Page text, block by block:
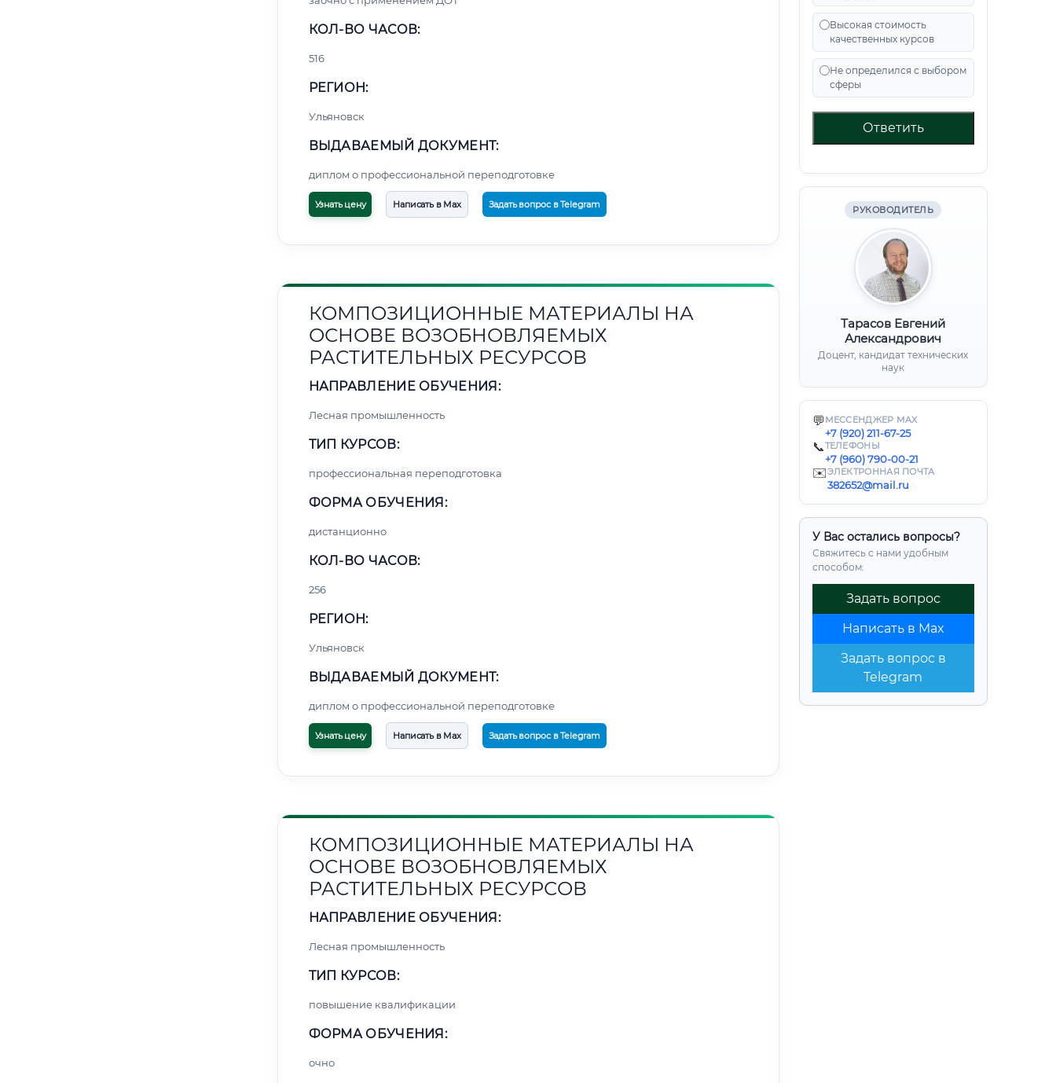
Высокая стоимость
качественных курсов
Не определился с выбором
сферы
Ответить
РУКОВОДИТЕЛЬ
Тарасов Евгений
Александрович
Доцент, кандидат технических
наук
💬 МЕССЕНДЖЕР MAX
+7 (920) 211-67-25
📞ТЕЛЕФОНЫ
+7 (960) 790-00-21
✉️ЭЛЕКТРОННАЯ ПОЧТА
382652@mail.ru
У Вас остались вопросы?
Свяжитесь с нами удобным
способом:
Задать вопрос
Написать в Max
Задать вопрос в
Telegram
КОЛ-ВО ЧАСОВ:
516
РЕГИОН:
Ульяновск
ВЫДАВАЕМЫЙ ДОКУМЕНТ:
диплом о профессиональной переподготовке
Узнать цену Написать в Max Задать вопрос в Telegram
КОМПОЗИЦИОННЫЕ МАТЕРИАЛЫ НА
ОСНОВЕ ВОЗОБНОВЛЯЕМЫХ
РАСТИТЕЛЬНЫХ РЕСУРСОВ
НАПРАВЛЕНИЕ ОБУЧЕНИЯ:
Лесная промышленность
ТИП КУРСОВ:
профессиональная переподготовка
ФОРМА ОБУЧЕНИЯ:
дистанционно
КОЛ-ВО ЧАСОВ:
256
РЕГИОН:
Ульяновск
ВЫДАВАЕМЫЙ ДОКУМЕНТ:
диплом о профессиональной переподготовке
Узнать цену Написать в Max Задать вопрос в Telegram
КОМПОЗИЦИОННЫЕ МАТЕРИАЛЫ НА
ОСНОВЕ ВОЗОБНОВЛЯЕМЫХ
РАСТИТЕЛЬНЫХ РЕСУРСОВ
НАПРАВЛЕНИЕ ОБУЧЕНИЯ:
Лесная промышленность
ТИП КУРСОВ:
повышение квалификации
ФОРМА ОБУЧЕНИЯ:
очно